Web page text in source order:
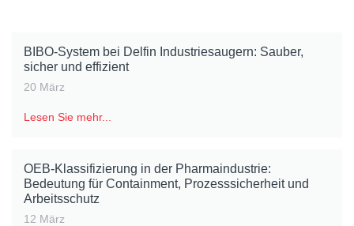
BIBO-System bei Delfin Industriesaugern: Sauber,
sicher und effizient
20 März
Lesen Sie mehr...
OEB-Klassifizierung in der Pharmaindustrie:
Bedeutung für Containment, Prozesssicherheit und
Arbeitsschutz
12 März